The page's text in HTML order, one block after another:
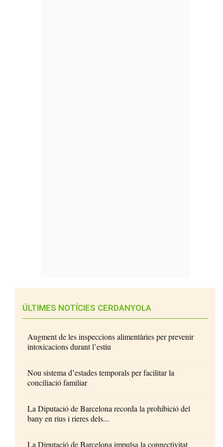
ÚLTIMES NOTÍCIES CERDANYOLA
Augment de les inspeccions alimentàries per prevenir
intoxicacions durant l’estiu
Nou sistema d’estades temporals per facilitar la
conciliació familiar
La Diputació de Barcelona recorda la prohibició del
bany en rius i rieres dels...
La Diputació de Barcelona impulsa la connectivitat